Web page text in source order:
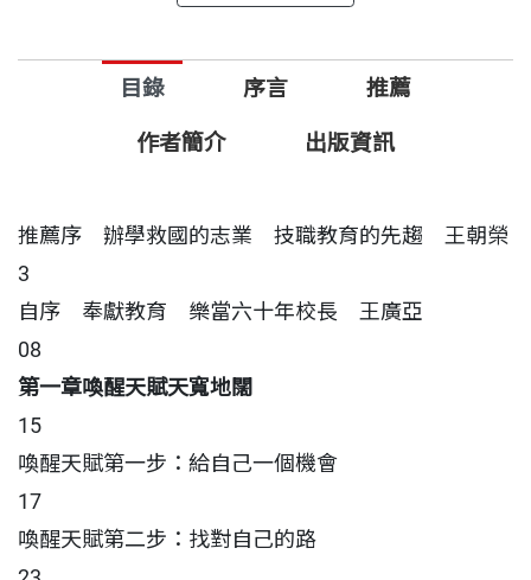
的精神力，深具感染力。
目錄 序言 推薦
作者簡介 出版資訊
推薦序 辦學救國的志業 技職教育的先趨 王朝榮
3
自序 奉獻教育 樂當六十年校長 王廣亞
08
第一章喚醒天賦天寬地闊
15
喚醒天賦第一步：給自己一個機會
17
喚醒天賦第二步：找對自己的路